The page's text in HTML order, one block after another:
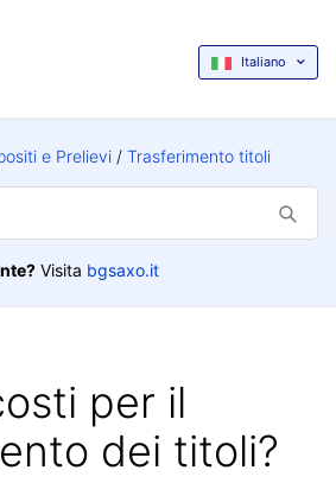
Italiano
e Prelievi Trasferimento titoli
Visita bgsaxo.it
per il
dei titoli?